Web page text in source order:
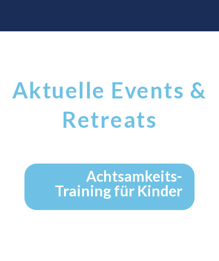
Aktuelle Events &
Retreats
Achtsamkeits-
Training für Kinder